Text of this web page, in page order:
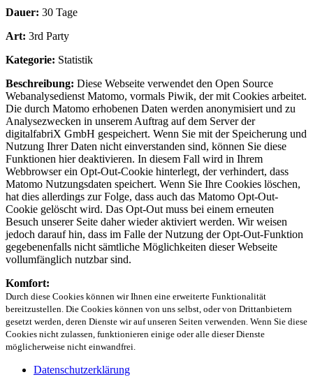
Dauer: 30 Tage
Art: 3rd Party
Kategorie: Statistik
Beschreibung: Diese Webseite verwendet den Open Source
Webanalysedienst Matomo, vormals Piwik, der mit Cookies arbeitet.
Die durch Matomo erhobenen Daten werden anonymisiert und zu
Analysezwecken in unserem Auftrag auf dem Server der
digitalfabriX GmbH gespeichert. Wenn Sie mit der Speicherung und
Nutzung Ihrer Daten nicht einverstanden sind, können Sie diese
Funktionen hier deaktivieren. In diesem Fall wird in Ihrem
Webbrowser ein Opt-Out-Cookie hinterlegt, der verhindert, dass
Matomo Nutzungsdaten speichert. Wenn Sie Ihre Cookies löschen,
hat dies allerdings zur Folge, dass auch das Matomo Opt-Out-
Cookie gelöscht wird. Das Opt-Out muss bei einem erneuten
Besuch unserer Seite daher wieder aktiviert werden. Wir weisen
jedoch darauf hin, dass im Falle der Nutzung der Opt-Out-Funktion
gegebenenfalls nicht sämtliche Möglichkeiten dieser Webseite
vollumfänglich nutzbar sind.
Komfort:
Durch diese Cookies können wir Ihnen eine erweiterte Funktionalität
bereitzustellen. Die Cookies können von uns selbst, oder von Drittanbietern
gesetzt werden, deren Dienste wir auf unseren Seiten verwenden. Wenn Sie diese
Cookies nicht zulassen, funktionieren einige oder alle dieser Dienste
möglicherweise nicht einwandfrei.
Datenschutzerklärung